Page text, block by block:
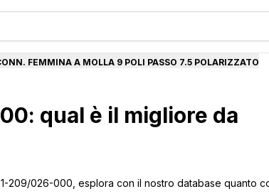
FEMMINA A MOLLA 9 POLI PASSO 7.5 POLARIZZATO
qual è il migliore da
209/026-000, esplora con il nostro database quanto